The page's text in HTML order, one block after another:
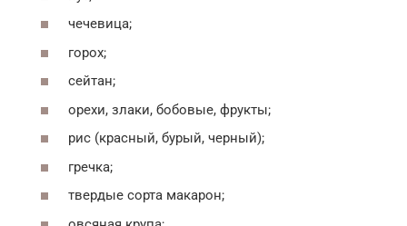
чечевица;
горох;
сейтан;
орехи, злаки, бобовые, фрукты;
рис (красный, бурый, черный);
гречка;
твердые сорта макарон;